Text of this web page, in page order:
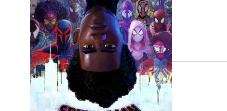
Direcció:
Joaquim Dos Santos
Justin K. Thompson
Kemp Powers
Intèrprets:
Shameik Moore
Hailee Steinfeld
Brian Tyree Henry
Luna Lauren Velez